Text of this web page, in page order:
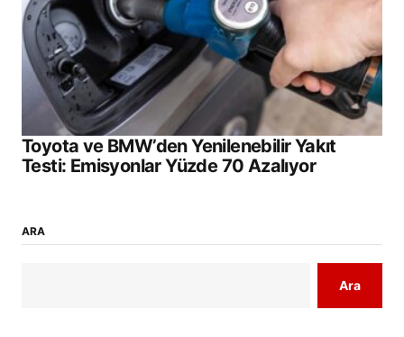
Toyota ve BMW’den Yenilenebilir Yakıt
Testi: Emisyonlar Yüzde 70 Azalıyor
ARA
Ara